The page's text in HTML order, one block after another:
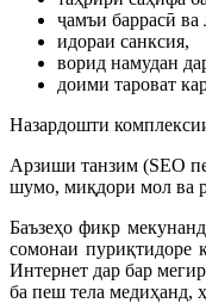
ҷамъи баррасӣ ва
идораи санксия,
ворид намудан
доими тароват
Назардошти
Арзиши танзим (SEO
шумо, миқдори мол ва
Баъзеҳо фикр
сомонаи пуриқтидоре
Интернет дар бар
ба пеш тела медиҳанд,